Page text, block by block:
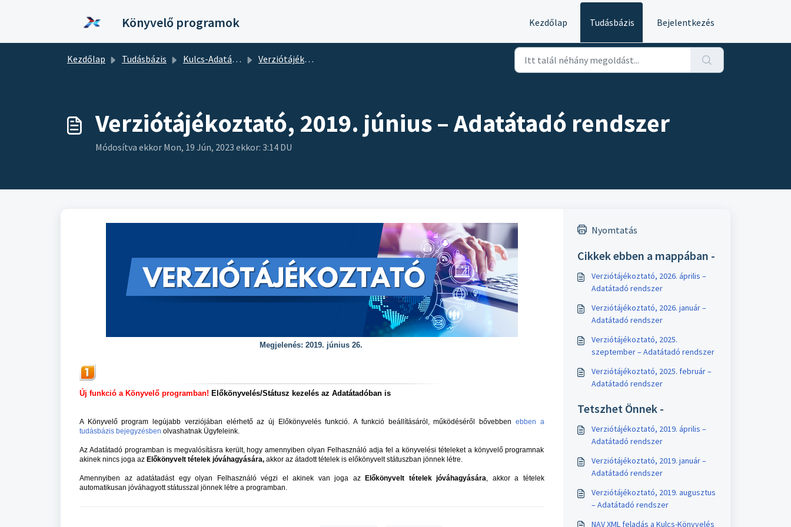
Könyvelő programok Kezdőlap Tudásbázis Bejelentkezés
Kezdőlap Tudásbázis Kulcs-Adatátadó és Főkönyvi Adatimporter Verziótájékoztató
Verziótájékoztató, 2019. június – Adatátadó rendszer
Módosítva ekkor Mon, 19 Jún, 2023 ekkor: 3:14 DU
Megjelenés: 2019. június 26.
Új funkció a Könyvelő programban! Előkönyvelés/Státusz kezelés az Adatátadóban is
A Könyvelő program legújabb verziójában elérhető az új Előkönyvelés funkció. A funkció beállításáról, működéséről bővebben ebben a
tudásbázis bejegyzésben olvashatnak Ügyfeleink.
Az Adatátadó programban is megvalósításra került, hogy amennyiben olyan Felhasználó adja fel a könyvelési tételeket a könyvelő programnak
akinek nincs joga az Előkönyvelt tételek jóváhagyására, akkor az átadott tételek is előkönyvelt státuszban jönnek létre.
Amennyiben az adatátadást egy olyan Felhasználó végzi el akinek van joga az Előkönyvelt tételek jóváhagyására, akkor a tételek
automatikusan jóváhagyott státusszal jönnek létre a programban.
Nyomtatás
Cikkek ebben a mappában -
Verziótájékoztató, 2026. április –
Adatátadó rendszer
Verziótájékoztató, 2026. január –
Adatátadó rendszer
Verziótájékoztató, 2025.
szeptember – Adatátadó rendszer
Verziótájékoztató, 2025. február –
Adatátadó rendszer
Tetszhet Önnek -
Verziótájékoztató, 2019. április –
Adatátadó rendszer
Verziótájékoztató, 2019. január –
Adatátadó rendszer
Verziótájékoztató, 2019. augusztus
– Adatátadó rendszer
NAV XML feladás a Kulcs-Könyvelés